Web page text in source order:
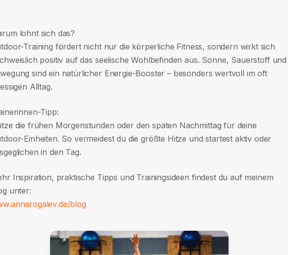
lohnt sich das?
Training fördert nicht nur die körperliche Fitness, sondern wirkt sich
positiv auf das seelische Wohlbefinden aus. Sonne, Sauerstoff und
sind ein natürlicher Energie-Booster – besonders wertvoll im oft
Alltag.
Tipp:
die frühen Morgenstunden oder den späten Nachmittag für deine
Einheiten. So vermeidest du die größte Hitze und startest aktiv oder
in den Tag.
Inspiration, praktische Tipps und Trainingsideen findest du auf meinem
unter:
blog